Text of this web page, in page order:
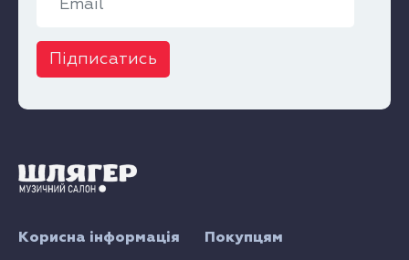
Підписатись
Покупцям
Корисна інформація